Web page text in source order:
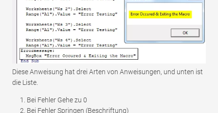
Diese Anweisung hat drei Arten von Anweisungen, und unten ist
die Liste.
Bei Fehler Gehe zu 0
Bei Fehler Springen (Beschriftung)